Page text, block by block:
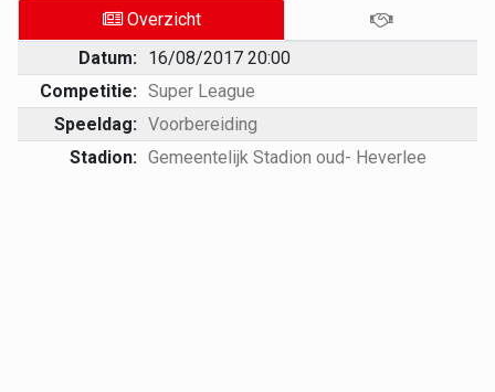
Overzicht
Datum: 16/08/2017 20:00
Competitie: Super League
Speeldag: Voorbereiding
Stadion: Gemeentelijk Stadion oud- Heverlee